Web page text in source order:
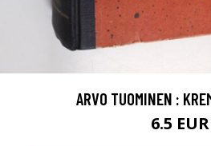
ARVO TUOMINEN :
6.5 EUR